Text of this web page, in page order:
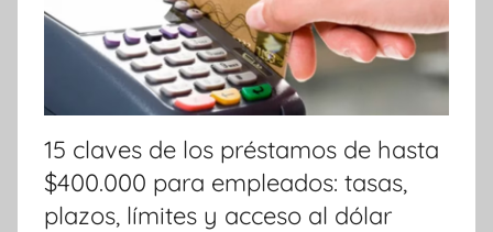
15 claves de los préstamos de hasta
$400.000 para empleados: tasas,
plazos, límites y acceso al dólar